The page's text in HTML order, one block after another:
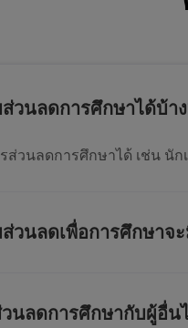
วนลดการศึกษาได้บ้า
วนลดการศึกษาได้ เช่น นัก
นลดเพื่อการศึกษาจ
นลดการศึกษากับผู้อื่น